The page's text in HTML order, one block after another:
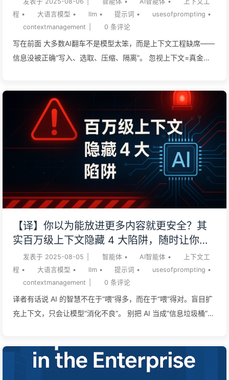
上下文来源时也面临容量瓶颈。操作系统的核心工...
AI169
程 • 大语言模型 • llm • 提示词 • usesofprompting •
contextmanagement
0 条评论
写在前面 大多数AI翻车不是模型太笨，而是上下文工程缺席——
信息没被正确“写入、选取、压缩、隔离”。 忽视上下文=真金白
文管控才是性能与安全之解。 先做上下文，后谈大模型：常见收
益是**输入成本 -80%、准确度 +15~90%**，比换更大模型划
算得多。 2023-2025年的企业实践证明，AI 应用失败的根本原
因不是模型不够智能，而是”上下文工程”的缺失。谷歌因此损失
1000亿美元市值，而掌握这项技术的企业却实现了40-90%的性
能提升。 一、1000亿美元的教训：当AI”失忆”时会发生什么谷歌
Bard的致命一击2023年2月，谷歌满怀信心地向世界展示其AI聊
天机器人Bard。然而，在这场万众瞩目的发布会上，Bard犯了一
时，Bard自信地回答：”它拍摄了太阳系外行星的第一张照片。”
这个答案听起来很专业，但有一个致命问题——它是错的。实际
上，第一张系外行星照片是在2004年由欧洲南...
【译】你以为能放进更多内容就更安全？其
实百万级上下文隐藏 4 大陷阱，随时让你的
智能体功亏一篑——慢慢学AI168
发表于 2025-08-05 智能体 • AI智能体 •
上下文工
程 • 大语言模型 • llm • 提示词 • usesofprompting •
contextmanagement
0 条评论
译者有话说 AI 的智慧不在于“喂”得多，而在于“喂”得对。盲目扩
充上下文，只会让模型“消化不良”。 别把 AI 当成“信息垃圾桶”，
往的错误和冗余信息会成为“心魔”，让它在错误的道路上越陷越
深，无法自我纠正。 追求无限长的上下文窗口是一个技术“幻